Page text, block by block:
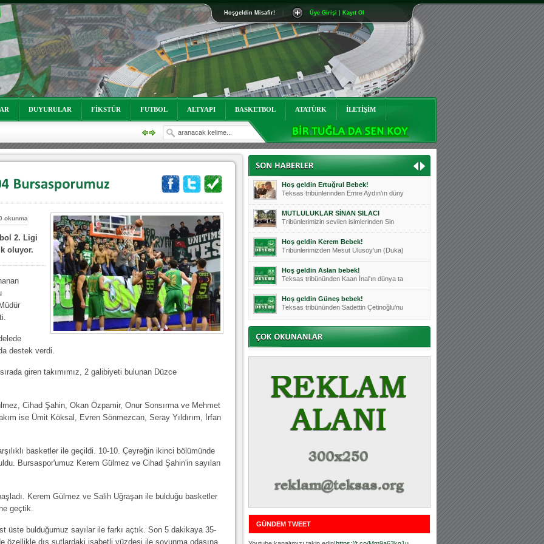
Hoşgeldin Misafir! Üye Girişi | Kayıt Ol
DUYURULAR FİKSTÜR FUTBOL ALTYAPI BASKETBOL ATATÜRK İLETİŞİM
okunma
2. Ligi
oluyor.
destek verdi.
giren takımımız, 2 galibiyeti bulunan Düzce
Cihad Şahin, Okan Özpamir, Onur Sonsırma ve Mehmet
ise Ümit Köksal, Evren Sönmezcan, Seray Yıldırım, İrfan
basketler ile geçildi. 10-10. Çeyreğin ikinci bölümünde
Bursaspor'umuz Kerem Gülmez ve Cihad Şahin'in sayıları
Kerem Gülmez ve Salih Uğraşan ile bulduğu basketler
geçtik.
üste bulduğumuz sayılar ile farkı açtık. Son 5 dakikaya 35-
özellikle dış şutlardaki isabetli yüzdesi ile soyunma odasına
Mutluluklar Ceyhun Tetik
Teksas tribünlerinin sevilen isimlerinde
Bursasporumuzun önü açılsın is
Teksaslı Bursasporlular Derneği Başkanı
Hoş geldin Alaz Bebek!
Teksas.org sistem yöneticisi, ekibimizin
Hoş geldin Göktuğ Bebek!
Teksas.org ekibimizden ve tribünlerimizi
Hoş geldin Kadir Kağan Bebek!
Teksas tribünlerinden Basri İleri'nin dü
Hoş geldin Ertuğrul Bebek!
Teksas tribünlerinden Emre Aydın'ın düny
MUTLULUKLAR SİNAN SILACI
Tribünlerimizin sevilen isimlerinden Sin
Hoş geldin Kerem Bebek!
Tribünlerimizden Mesut Ulusoy'un (Duka)
Hoş geldin Aslan bebek!
Teksas tribününden Kaan İnal'ın dünya ta
Hoş geldin Güneş bebek!
Teksas tribününden Sadettin Çetinoğlu'nu
Mutluluklar Ceyhun Tetik
Teksas tribünlerinin sevilen isimlerinde
Bursasporumuzun önü açılsın is
Hoş geldin Alaz Bebek!
Teksas.org sistem yöneticisi, ekibimizin
Hoş geldin Göktuğ Bebek!
Teksas.org ekibimizden ve tribünlerimizi
Teksas tribünlerinden Basri İleri'nin dü
Hoş geldin Kerem Bebek!
Tribünlerimizden Mesut Ulusoy'un (Duka)
GÜNDEM TWEET